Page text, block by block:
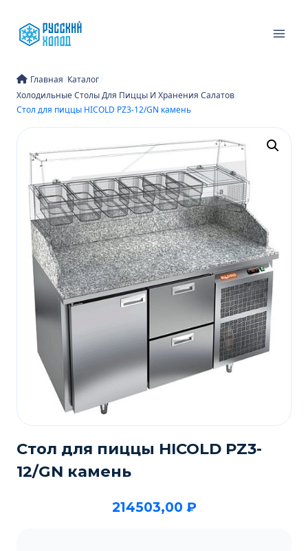
содержимому
Главная/Каталог/
Холодильные Столы Для Пиццы И Хранения Салатов/
Стол для пиццы HICOLD PZ3-12/GN камень
Стол для пиццы HICOLD PZ3-
12/GN камень
214503,00 ₽